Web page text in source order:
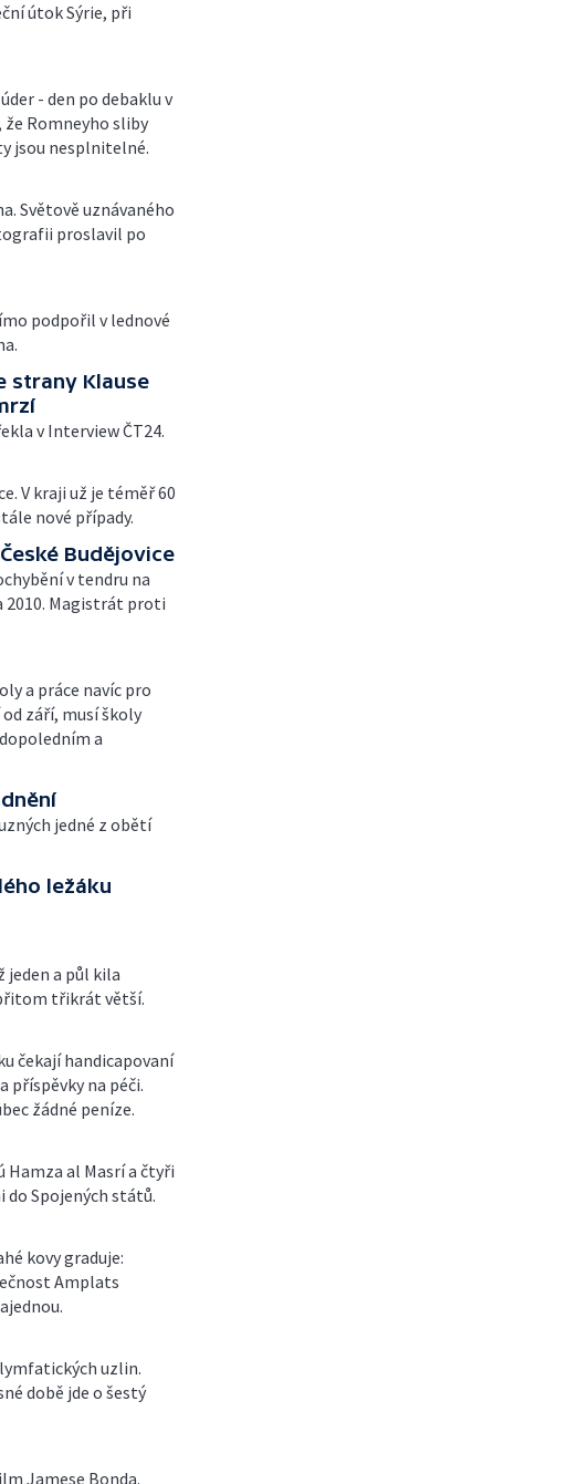
útok Sýrie, při
- den po debaklu v
že Romneyho sliby
jsou nesplnitelné.
Světově uznávaného
proslavil po
podpořil v lednové
strany Klause
v Interview ČT24.
V kraji už je téměř 60
nové případy.
Budějovice
v tendru na
2010. Magistrát proti
a práce navíc pro
září, musí školy
a
jedné z obětí
ležáku
jeden a půl kila
třikrát větší.
čekají handicapovaní
příspěvky na péči.
žádné peníze.
Hamza al Masrí a čtyři
do Spojených států.
kovy graduje:
Amplats
uzlin.
době jde o šestý
Jamese Bonda.